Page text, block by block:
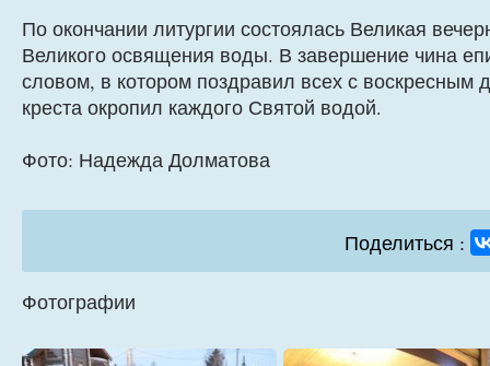
По окончании литургии состоялась Великая
Великого освящения воды. В завершение чина
словом, в котором поздравил всех с воскресным
креста окропил каждого Святой водой.
Фото: Надежда Долматова
Поделиться :
Фотографии